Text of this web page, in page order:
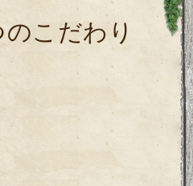
こだわり